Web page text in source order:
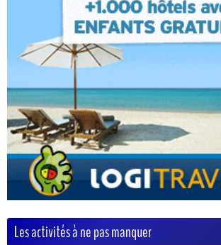
Les activités à ne pas manquer